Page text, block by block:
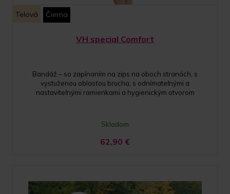
Telová Čierna
VH special Comfort
Bandáž – so zapínaním na zips na oboch stranách, s
vystuženou oblasťou brucha, s odnímateľnými a
nastaviteľnými ramienkami a hygienickým otvorom
Skladom
62,90 €